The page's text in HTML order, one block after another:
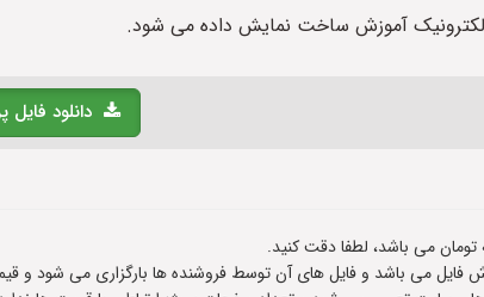
آموزش ساخت نمایش داده می شود.
دانلود فایل
می باشد، لطفا دقت کنید.
می باشد و فایل های آن توسط فروشنده ها بارگزاری می شود و